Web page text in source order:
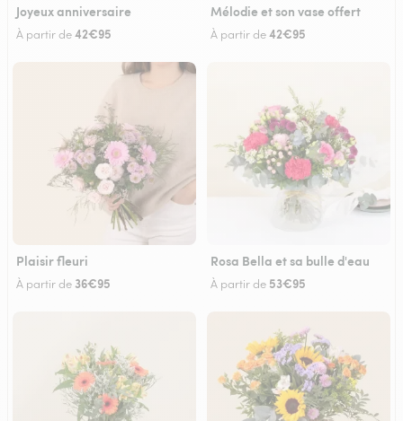
Joyeux anniversaire
À partir de42€95
Mélodie et son vase offert
À partir de42€95
Plaisir fleuri
À partir de 36€95
Rosa Bella et sa bulle d'eau
À partir de 53€95